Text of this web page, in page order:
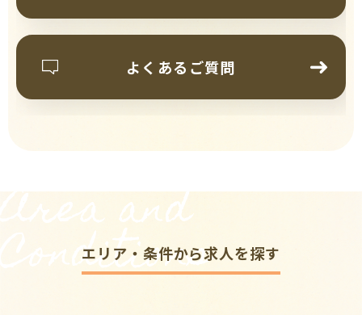
よくあるご質問
Area and
Conditions
エリア・条件から求人を探す